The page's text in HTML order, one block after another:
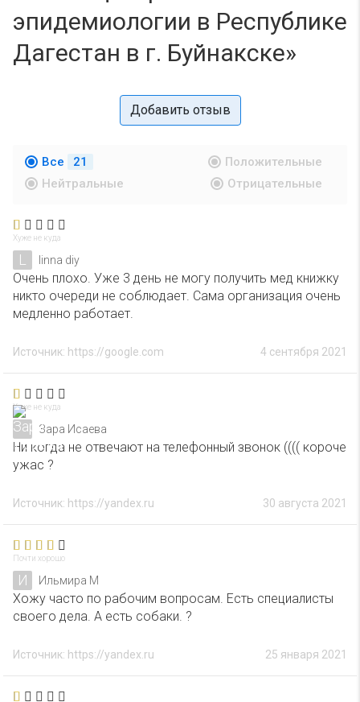
эпидемиологии в Республике
Дагестан в г. Буйнакске»
Добавить отзыв
Все 21
Положительные
Нейтральные
Отрицательные
Хуже не куда
L linna diy
Очень плохо. Уже 3 день не могу получить мед книжку
никто очереди не соблюдает. Сама организация очень
медленно работает.
4 сентября 2021
Источник: https://google.com
Хуже не куда
Зара Исаева
Ни когда не отвечают на телефонный звонок (((( короче
ужас ?
30 августа 2021
Источник: https://yandex.ru
Почти хорошо
И Ильмира М
Хожу часто по рабочим вопросам. Есть специалисты
своего дела. А есть собаки. ?
25 января 2021
Источник: https://yandex.ru